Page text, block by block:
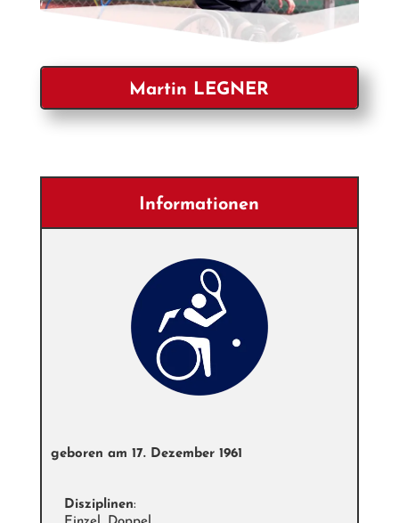
Martin LEGNER
Informationen
geboren am 17. Dezember 1961
Disziplinen: